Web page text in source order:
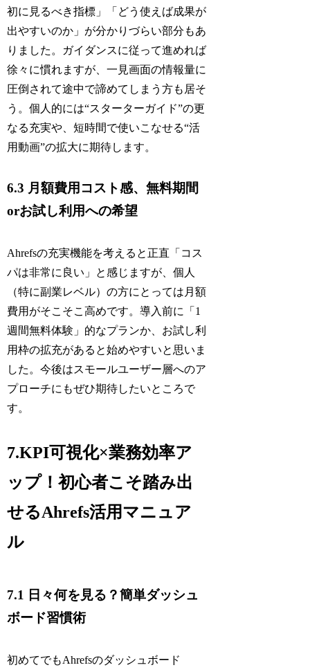
初に見るべき指標」「どう使えば成果が
出やすいのか」が分かりづらい部分もあ
りました。ガイダンスに従って進めれば
徐々に慣れますが、一見画面の情報量に
圧倒されて途中で諦めてしまう方も居そ
う。個人的には“スターターガイド”の更
なる充実や、短時間で使いこなせる“活
用動画”の拡大に期待します。
6.3 月額費用コスト感、無料期間
orお試し利用への希望
Ahrefsの充実機能を考えると正直「コス
パは非常に良い」と感じますが、個人
（特に副業レベル）の方にとっては月額
費用がそこそこ高めです。導入前に「1
週間無料体験」的なプランか、お試し利
用枠の拡充があると始めやすいと思いま
した。今後はスモールユーザー層へのア
プローチにもぜひ期待したいところで
す。
7.KPI可視化×業務効率ア
ップ！初心者こそ踏み出
せるAhrefs活用マニュア
ル
7.1 日々何を見る？簡単ダッシュ
ボード習慣術
初めてでもAhrefsのダッシュボード